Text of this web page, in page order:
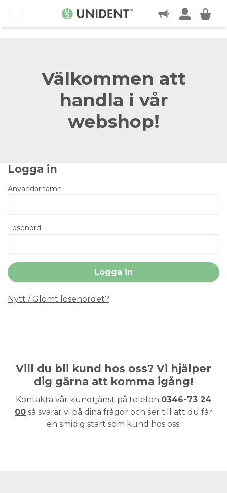
Menu
KONTAKT
Välkommen att
handla i vår
webshop!
Logga in
Användarnamn
Lösenord
Nytt / Glömt lösenordet?
Vill du bli kund hos oss? Vi hjälper
dig gärna att komma igång!
Kontakta vår kundtjänst på telefon 0346-73 24
00 så svarar vi på dina frågor och ser till att du får
en smidig start som kund hos oss.